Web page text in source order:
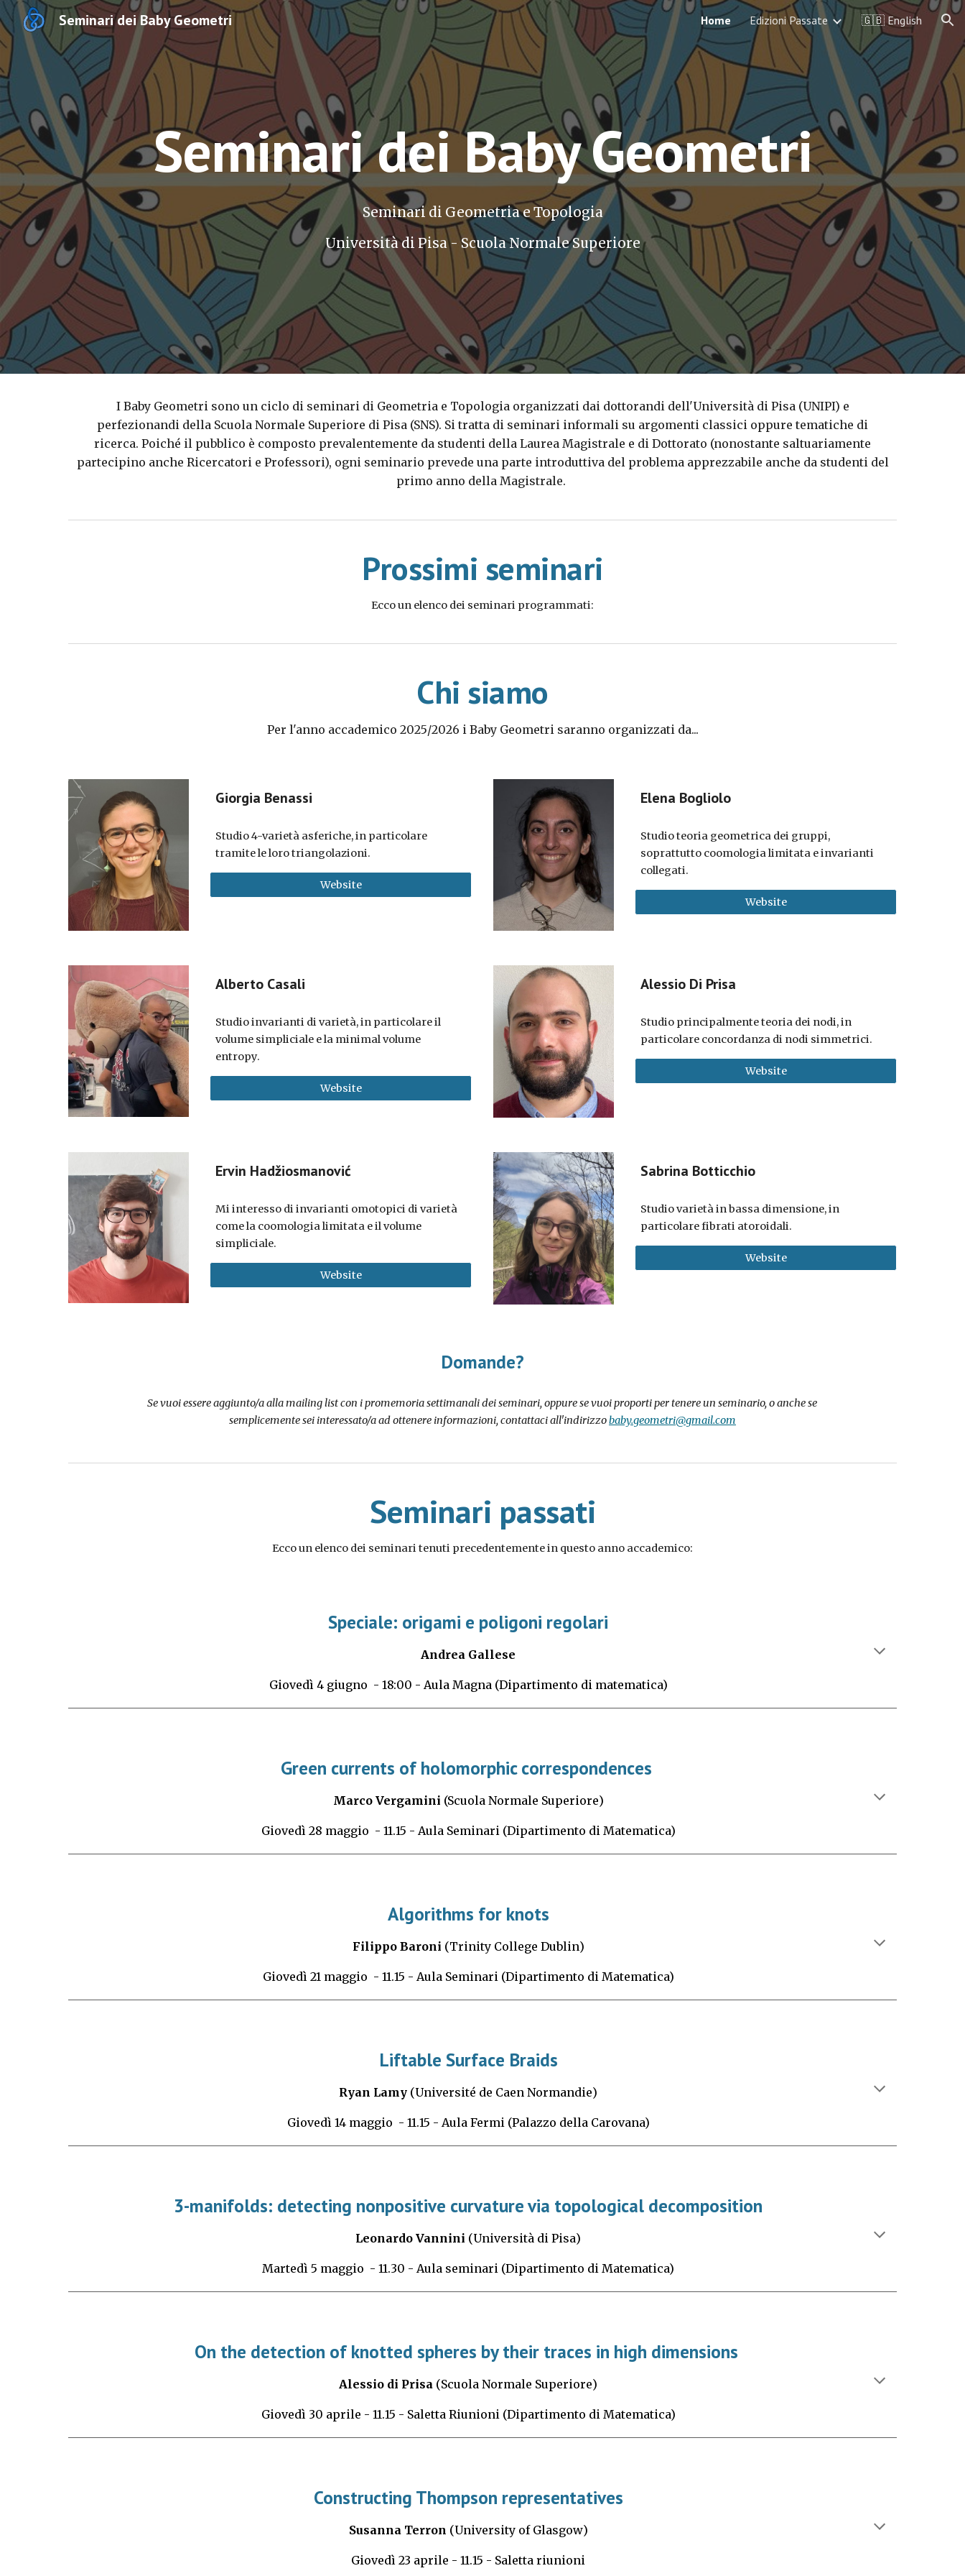
Skip to main content Skip to navigation
Seminari dei Baby Geometri Home Edizioni Passate 🇬🇧 English
Seminari dei Baby Geometri
Seminari di Geometria e Topologia
Università di Pisa - Scuola Normale Superiore
I Baby Geometri sono un ciclo di seminari di Geometria e Topologia organizzati dai dottorandi dell'Università di Pisa (UNIPI) e
perfezionandi della Scuola Normale Superiore di Pisa (SNS). Si tratta di seminari informali su argomenti classici oppure tematiche di
ricerca. Poiché il pubblico è composto prevalentemente da studenti della Laurea Magistrale e di Dottorato (nonostante saltuariamente
partecipino anche Ricercatori e Professori), ogni seminario prevede una parte introduttiva del problema apprezzabile anche dastudenti del
primo anno della Magistrale.
Prossimi seminari
Ecco un elenco dei seminari programmati:
Chi siamo
Per l'anno accademico 2025/2026 i Baby Geometri saranno organizzati da...
Giorgia Benassi
Studio 4-varietà asferiche, in particolare
tramite le loro triangolazioni.
Website
Elena Bogliolo
Studio teoria geometrica dei gruppi,
soprattutto coomologia limitata e invarianti
collegati.
Website
Alberto Casali
Studio invarianti di varietà, in particolare il
volume simpliciale e la minimal volume
entropy.
Website
Alessio Di Prisa
Studio principalmente teoria dei nodi, in
particolare concordanza di nodi simmetrici.
Website
Ervin Hadžiosmanović
Mi interesso di invarianti omotopici di varietà
come la coomologia limitata e il volume
simpliciale.
Website
Sabrina Botticchio
Studiovarietà in bassa dimensione, in
particolare fibrati atoroidali.
Website
Domande?
Se vuoi essere aggiunto/a alla mailing list con i promemoria settimanali dei seminari, oppure se vuoi proporti per tenere un seminario, o anche se
semplicemente sei interessato/a ad ottenere informazioni, contattaci all'indirizzobaby.geometri@gmail.com
Seminari passati
Ecco un elenco dei seminari tenuti precedentemente in questo anno accademico:
Speciale: origami e poligoni regolari
Andrea Gallese
Giovedì 4 giugno - 18:00 - Aula Magna (Dipartimento di matematica)
Green currents of holomorphic correspondences
Marco Vergamini (Scuola Normale Superiore)
Giovedì 28 maggio - 11.15 - Aula Seminari (Dipartimento di Matematica)
Algorithms for knots
Filippo Baroni (Trinity College Dublin)
Giovedì 21maggio - 11.15 - Aula Seminari (Dipartimento di Matematica)
Liftable Surface Braids
Ryan Lamy (Université de Caen Normandie)
Giovedì 14maggio - 11.15 - Aula Fermi (Palazzo della Carovana)
3-manifolds: detecting nonpositive curvature via topological decomposition
Leonardo Vannini (Università di Pisa)
Martedì 5 maggio - 11.30 - Aula seminari (Dipartimento di Matematica)
On the detection of knotted spheres by their traces in high dimensions
Alessio di Prisa (Scuola Normale Superiore)
Giovedì 30 aprile - 11.15 - Saletta Riunioni (Dipartimento di Matematica)
Constructing Thompson representatives
Susanna Terron (University of Glasgow)
Giovedì 23 aprile - 11.15 - Saletta riunioni